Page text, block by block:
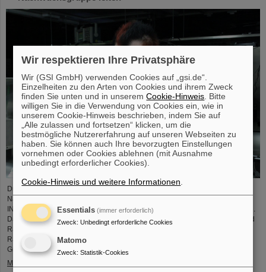
Dr. Jonas Ohland, Laserphysiker bei GSI/FAIR, wird ab dem 1. Juni die
Nachwuchsgruppe ALADIN (Adaptiv Laser Architecture Development and
INtegration, dt. Entwicklung und Integration adaptiver Laserarchitektur) leiten.
Dazu erhält er durch das Bundesministerium für Forschung, Technologie und
Raumfahrt eine Fördersumme von 2,8 Millionen Euro über fünf Jahre im
Rahmen des Programms „Fusionstalente“. Das ALADIN-Projekt legt einen
Grundstein zur Verwirklichung stabiler, effizienter Laser für die ...
Mehr »
Wir respektieren Ihre Privatsphäre
Wir (GSI GmbH) verwenden Cookies auf „gsi.de“.
Einzelheiten zu den Arten von Cookies und ihrem Zweck
finden Sie unten und in unseremCookie-Hinweis . Bitte
willigen Sie in die Verwendung von Cookies ein, wie in
unserem Cookie-Hinweis beschrieben, indem Sie auf
„Alle zulassen und fortsetzen“ klicken, um die
bestmögliche Nutzererfahrung auf unseren Webseiten zu
haben. Sie können auch Ihre bevorzugten Einstellungen
vornehmen oder Cookies ablehnen (mit Ausnahme
unbedingt erforderlicher Cookies).
Cookie-Hinweis und weitere Informationen
Essentials (immer erforderlich)
Zweck: Unbedingt erforderliche Cookies
Matomo
Zweck: Statistik-Cookies